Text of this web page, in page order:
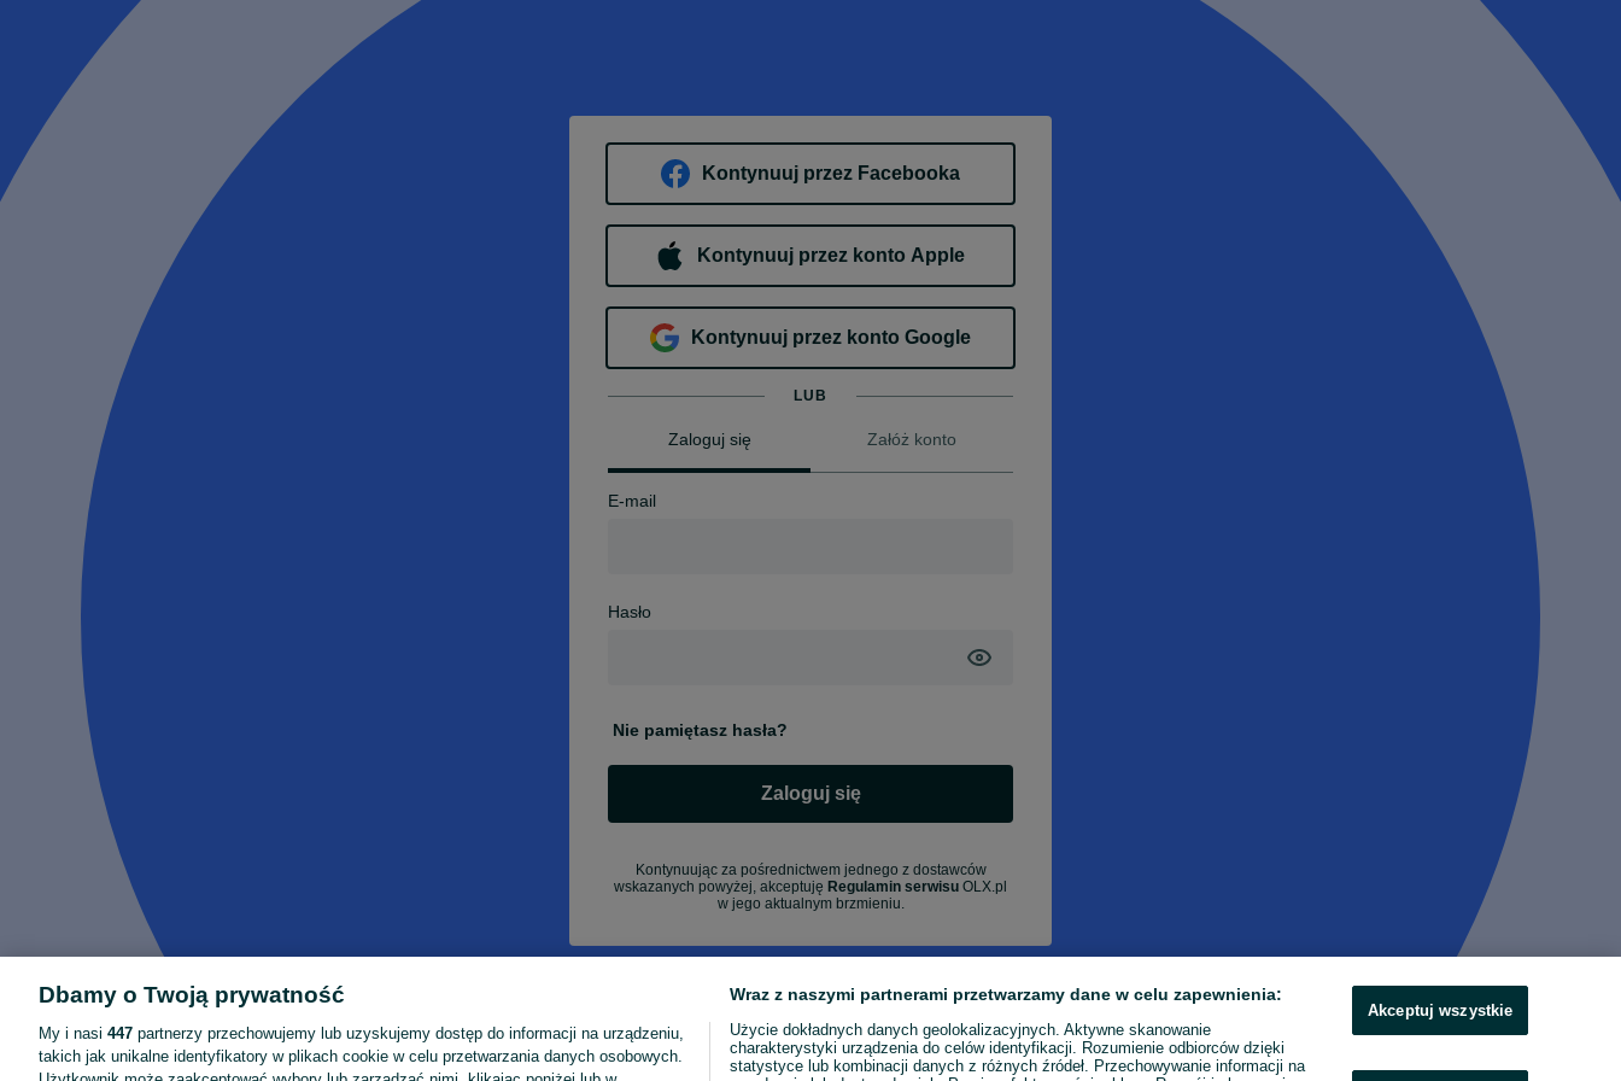
Kontynuuj przez Facebooka
Kontynuuj przez konto Apple
Kontynuuj przez konto Google
LUB
Zaloguj się Załóż konto
E-mail
Hasło
Nie pamiętasz hasła?
Zaloguj się
Kontynuując za pośrednictwem jednego z dostawców
wskazanych powyżej, akceptuję Regulamin serwisu OLX.pl
w jego aktualnym brzmieniu.
Dbamy o Twoją prywatność
My i nasi 447 partnerzy przechowujemy lub uzyskujemy dostęp do informacji na urządzeniu,
takich jak unikalne identyfikatory w plikach cookie w celu przetwarzania danych osobowych.
Wraz z naszymi partnerami przetwarzamy dane w celu zapewnienia:
Użycie dokładnych danych geolokalizacyjnych. Aktywne skanowanie
charakterystyki urządzenia do celów identyfikacji. Rozumienie odbiorców dzięki
statystyce lub kombinacji danych z różnych źródeł. Przechowywanie informacji na
Akceptuj wszystkie